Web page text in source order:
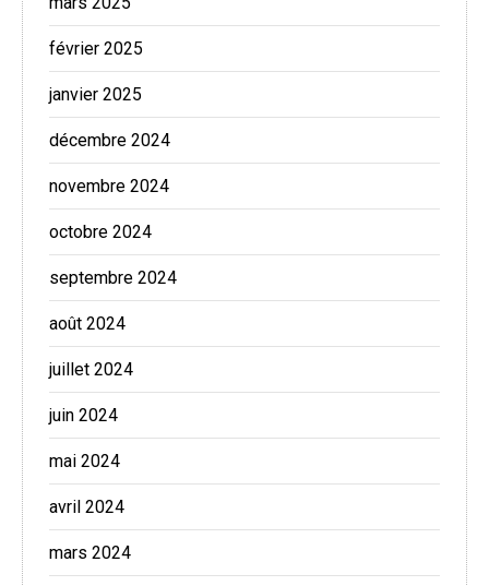
février 2025
janvier 2025
décembre 2024
novembre 2024
octobre 2024
septembre 2024
août 2024
juillet 2024
juin 2024
mai 2024
avril 2024
mars 2024